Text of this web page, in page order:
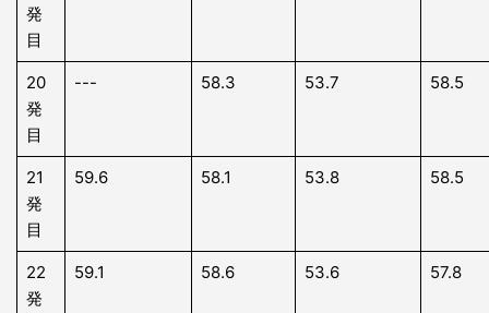
発
目
20
発
目
--- 58.3 53.7 58.5
21
発
目
59.6 58.1 53.8 58.5
22
発
59.1 58.6 53.6 57.8